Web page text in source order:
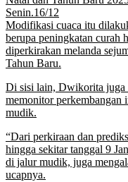
Senin.16/12
Modifikasi cuaca itu
berupa peningkatan curah
diperkirakan melanda
Tahun Baru.
Di sisi lain, Dwikorita juga
memonitor perkembangan
mudik.
“Dari perkiraan dan
hingga sekitar tanggal 9
di jalur mudik, juga
ucapnya.